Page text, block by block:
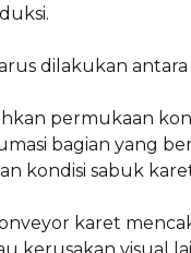
dilakukan antara
permukaan
bagian yang
kondisi sabuk
karet